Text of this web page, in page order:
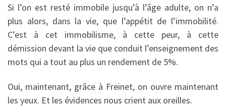
Si l’on est resté immobile jusqu’à l’âge adulte, on n’a
plus alors, dans la vie, que l’appétit de l’immobilité.
C’est à cet immobilisme, à cette peur, à cette
démission devant la vie que conduit l’enseignement des
mots qui a tout au plus un rendement de 5%.
Oui, maintenant, grâce à Freinet, on ouvre maintenant
les yeux. Et les évidences nous crient aux oreilles.